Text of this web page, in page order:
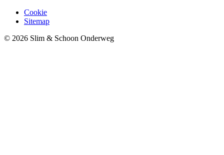
Cookie
Sitemap
© 2026 Slim & Schoon Onderweg